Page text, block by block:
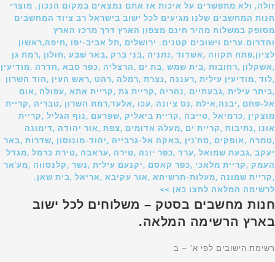
זולה, ולא מתפשרים על איכות אז אתם נמצאים במקום הנכון. מוצרי
חנות המחשבים שלנו מגיעים לכל ישוב בישראל רב ציוד המחשבים
מסופק במשלוח מהיר חינם מצפון הארץ דרך מרכז הארץ
והדרום.ערים וישובים קטנים. ירושלים ,תל אביב-יפו ,חיפה,ראשון
לציון,פתח תקווה ,אשדוד ,נתניה ,בני ברק ,באר שבע ,חולון ,רמת גן
,אשקלון ,רחובות ,בית שמש ,בת ים ,הרצליה ,כפר סבא ,חדרה ,מודיעין
,לוד ,מודיעין עילית ,רעננה ,נצרת ,רמלה ,רהט ,ראש העין ,הוד השרון
,ביתר עילית ,גבעתיים ,נהריה ,קריית גת ,קריית אתא ,עפולה ,אום
אל-פחם ,יבנה,אילת ,נס ציונה ,עכו ,אלעד,רמת השרון ,טבריה ,קריית
מוצקין ,כרמיאל ,טייבה ,קריית ביאליק ,שפרעם ,נוף הגליל ,קריית
אונו ,נתיבות ,קריית ים ,מעלה אדומים ,צפת ,אור יהודה ,דימונה
,טמרה ,אופקים ,סח'נין ,באקה אל-גרבייה ,יהוד-מונוסון ,שדרות ,באר
יעקב ,גבעת שמואל ,ערד ,כפר יונה ,טירה ,עראבה ,טירת כרמל ,מגדל
העמק ,קריית מלאכי ,כפר קאסם ,יקנעם עילית ,נשר ,קלנסווה ,מע'אר
,קריית שמונה ,מעלות-תרשיחא ,אור עקיבא ,אריאל ,בית שאן.
לרשימה המלאה לחצו כאן >>
חנות מחשבים בסטק – משלוחים לכל ישוב
בארץ הרשימה המלאה.
רשימת הישובים לפי א’ – ב